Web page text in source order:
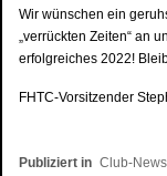
Wir wünschen ein
„verrückten Zeiten“ an
erfolgreiches 2022!
FHTC-Vorsitzender
Publiziert in Club-News